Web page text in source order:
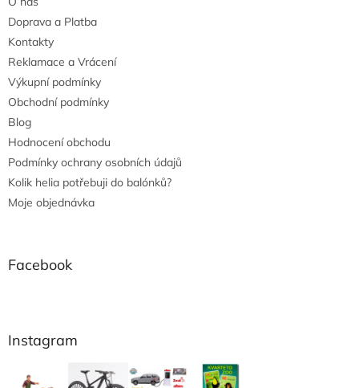
Doprava a Platba
Kontakty
Reklamace a Vrácení
Výkupní podmínky
Obchodní podmínky
Blog
Hodnocení obchodu
Podmínky ochrany osobních údajů
Kolik helia potřebuji do balónků?
Moje objednávka
Facebook
Instagram